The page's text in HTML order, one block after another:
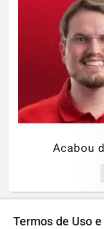
Acabou
Termos de Uso